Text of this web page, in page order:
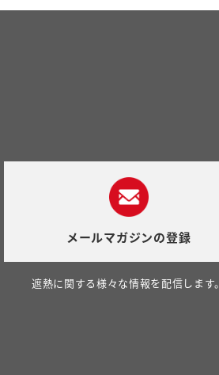
メールマガジンの登録
遮熱に関する様々な情報を配信します。